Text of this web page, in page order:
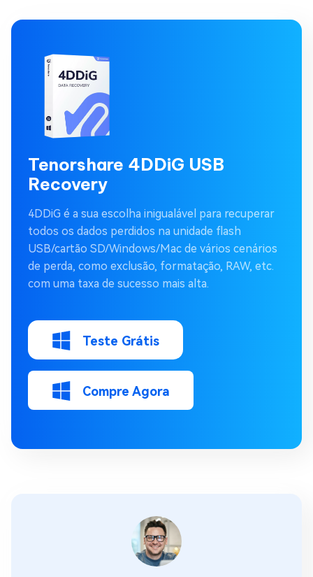
Tenorshare 4DDiG USB
Recovery
4DDiG é a sua escolha inigualável para recuperar
todos os dados perdidos na unidade flash
USB/cartão SD/Windows/Mac de vários cenários
de perda, como exclusão, formatação, RAW, etc.
com uma taxa de sucesso mais alta.
Teste Grátis
Compre Agora